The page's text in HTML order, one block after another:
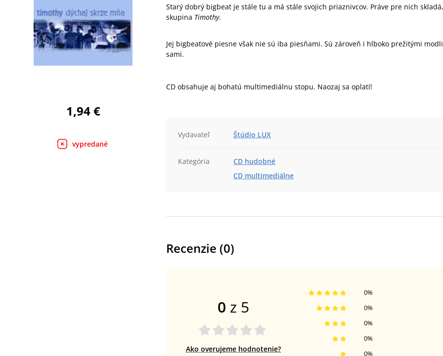
1,94 €
vypredané
Starý dobrý bigbeat je stále tu a má stále svojich priaznivcov. Práve pre nich
skupina Timothy.
Jej bigbeatové piesne však nie sú iba piesňami. Sú zároveň i hlboko prežitými
sami.
CD obsahuje aj bohatú multimediálnu stopu. Naozaj sa oplatí!
Vydavateľ Štúdio LUX
Kategória
CD hudobné
CD multimediálne
Recenzie (0)
0 z 5
Ako overujeme hodnotenie? 0%
0%
0%
0%
0%